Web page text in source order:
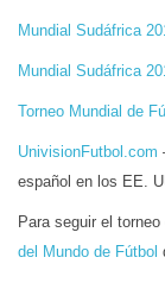
Mundial Sudáfrica
Mundial Sudáfrica
Torneo Mundial de
UnivisionFutbol.com
español en los EE.
Para seguir el torneo
del Mundo de Fútbol